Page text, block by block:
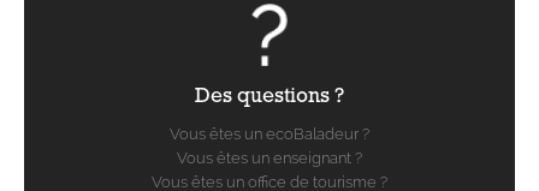
Des questions ?
Vous êtes un ecoBaladeur ?
Vous êtes un enseignant ?
Vous êtes un office de tourisme ?